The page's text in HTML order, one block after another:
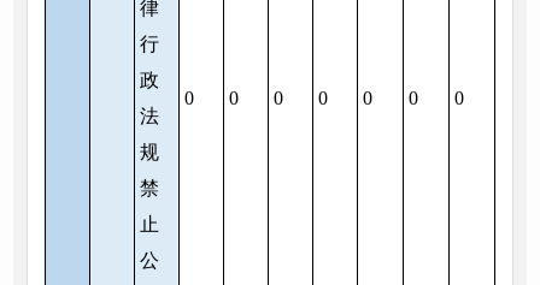
律
行
政
法
规
禁
止
公
0 0 0 0 0 0 0